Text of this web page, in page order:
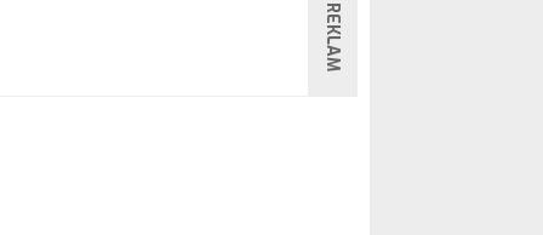
REKLAM